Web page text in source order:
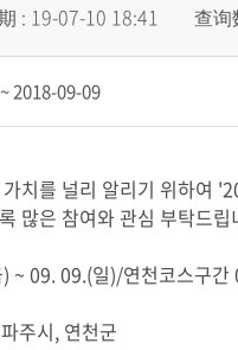
: 19-07-10 18:41 查询
2018-09-09
치를 널리 알리기 위하여
많은 참여와 관심 부탁드립
09. 09.(일)/연천코스구간
주시, 연천군